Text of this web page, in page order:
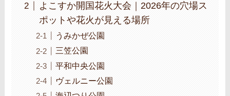
よこすか開国花火大会｜2026年の穴場ス
ポットや花火が見える場所
うみかぜ公園
三笠公園
平和中央公園
ヴェルニー公園